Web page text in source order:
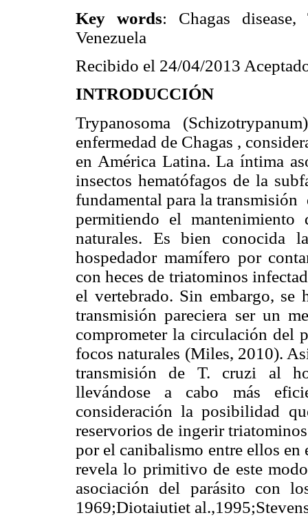
Key words: Chagas disease,
Venezuela
Recibido el 24/04/2013
INTRODUCCIÓN
Trypanosoma
enfermedad de Chagas ,
en América Latina. La íntima
insectos hematófagos de la
fundamental para la transmisión
permitiendo el
naturales. Es bien conocida
hospedador mamífero por
con heces de triatominos
el vertebrado. Sin embargo, se
transmisión pareciera ser un
comprometer la circulación del
focos naturales (Miles, 2010).
transmisión de T. cruzi al
llevándose a cabo más
consideración la posibilidad
reservorios de ingerir
por el canibalismo entre ellos
revela lo primitivo de este
asociación del parásito con
1969;Diotaiutiet